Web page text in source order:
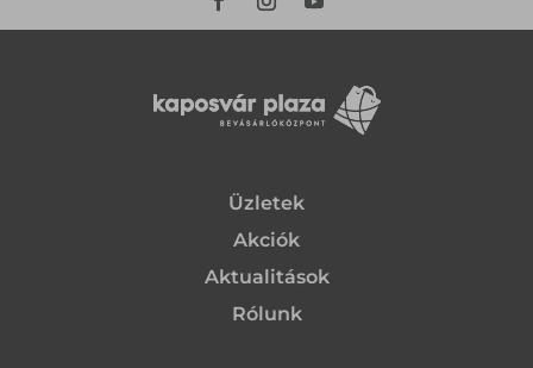
Üzletek
Akciók
Aktualitások
Rólunk